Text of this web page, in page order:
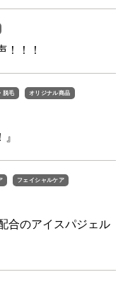
！！！
脱毛 オリジナル商品
フェイシャルケア
合のアイスパジェル